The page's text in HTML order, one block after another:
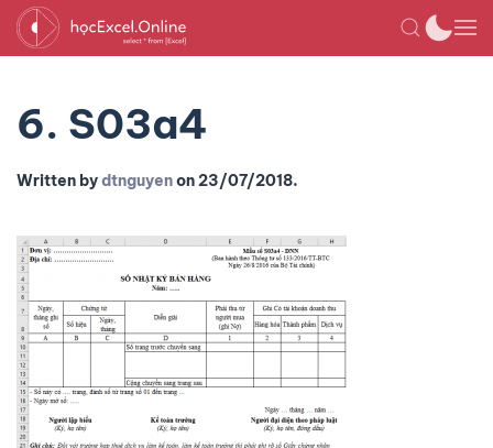
6. S03a4
Written bydtnguyenon23/07/2018.